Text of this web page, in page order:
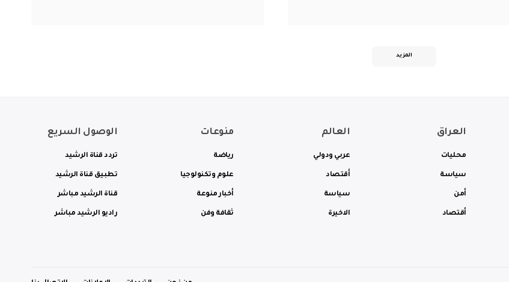
المزيد
العراق
محليات
سياسة
أمن
أقتصاد
العالم
عربي ودولي
أقتصاد
سياسة
الاخيرة
منوعات
رياضة
علوم وتكنولوجيا
أخبار منوعة
ثقافة وفن
الوصول السريع
تردد قناة الرشيد
تطبيق قناة الرشيد
قناة الرشيد مباشر
راديو الرشيد مباشر